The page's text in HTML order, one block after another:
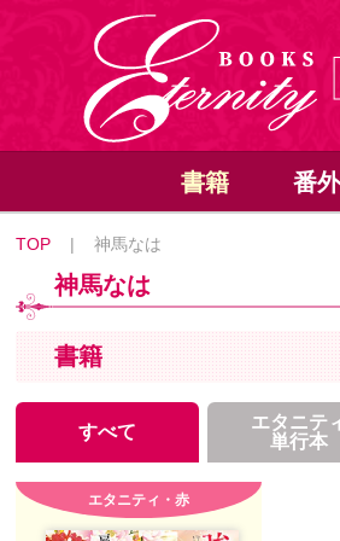
書籍 番
TOP | 神馬なは
神馬なは
書籍
すべて
エタニテ
単行本
エタニティ・赤